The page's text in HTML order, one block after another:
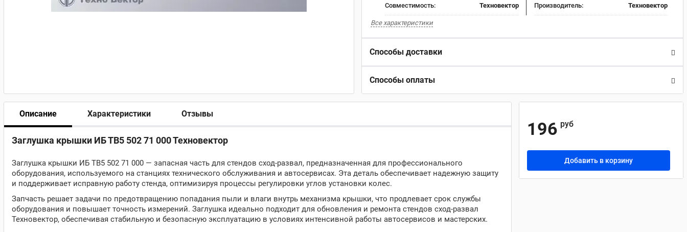
Совместимость: Техновектор Производитель: Техновектор
Все характеристики
Способы доставки
Способы оплаты
Описание Характеристики Отзывы
Заглушка крышки ИБ ТВ5 502 71 000 Техновектор
Заглушка крышки ИБ ТВ5 502 71 000 — запасная часть для стендов сход-развал, предназначенная для профессионального
оборудования, используемого на станциях технического обслуживания и автосервисах. Эта деталь обеспечивает надежную защиту
и поддерживает исправную работу стенда, оптимизируя процессы регулировки углов установки колес.
Запчасть решает задачи по предотвращению попадания пыли и влаги внутрь механизма крышки, что продлевает срок службы
оборудования и повышает точность измерений. Заглушка идеально подходит для обновления и ремонта стендов сход-развал
Техновектор, обеспечивая стабильную и безопасную эксплуатацию в условиях интенсивной работы автосервисов и мастерских.
196 руб
Добавить в корзину